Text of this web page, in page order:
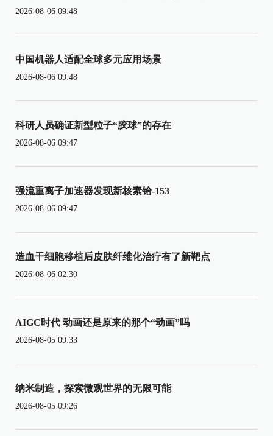
2026-08-06 09:48
中国机器人适配全球多元应用场景
2026-08-06 09:48
科研人员确证新型粒子“胶球”的存在
2026-08-06 09:47
强流重离子加速器发现新核素铪-153
2026-08-06 09:47
造血干细胞移植后皮肤纤维化治疗有了新靶点
2026-08-06 02:30
AIGC时代 动画还是原来的那个“动画”吗
2026-08-05 09:33
纳米制造，探索微观世界的无限可能
2026-08-05 09:26